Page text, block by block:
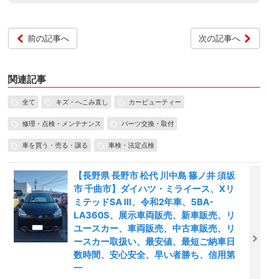
前の記事へ 次の記事へ
関連記事
全て キズ・へこみ直し カービューティー
修理・点検・メンテナンス パーツ交換・取付
車を買う・売る・譲る 車検・法定点検
【長野県 長野市 松代 川中島 篠ノ井 須坂
市 千曲市】ダイハツ・ミライース、Xリ
ミテッドSA Ⅲ、令和2年車、5BA-
LA360S、展示車両販売、新車販売、リ
ユースカー、車両販売、中古車販売、リ
ースカー取扱い、最安値、最短ご納車日
数時間、安心安全、早い者勝ち、信用第
一